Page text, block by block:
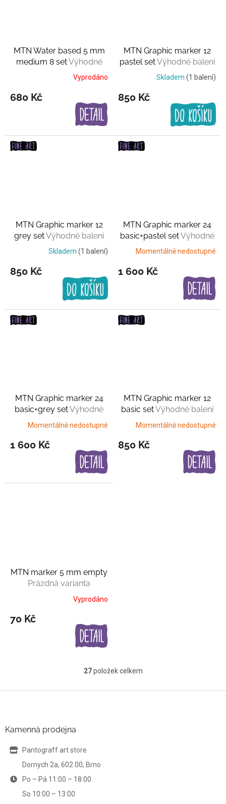
MTN Water based 5 mm
medium 8 setVýhodné
Vyprodáno
680 Kč
MTN Graphic marker 12
pastel setVýhodné balení
Skladem (1 balení)
850 Kč
MTN Graphic marker 12
grey setVýhodné balení
Skladem (1 balení)
850 Kč
MTN Graphic marker 24
basic+pastel setVýhodné
balení
Momentálně nedostupné
1 600 Kč
MTN Graphic marker 24
basic+grey setVýhodné
balení
Momentálně nedostupné
1 600 Kč
MTN Graphic marker 12
basic setVýhodné balení
Momentálně nedostupné
850 Kč
MTN marker 5 mm empty
Prázdná varianta
Vyprodáno
70 Kč
O
l
27položek celkem
Kamenná prodejna
Pantograff art store
Dornych 2a, 602 00, Brno
Po – Pá 11:00 – 18:00
So 10:00 – 13:00